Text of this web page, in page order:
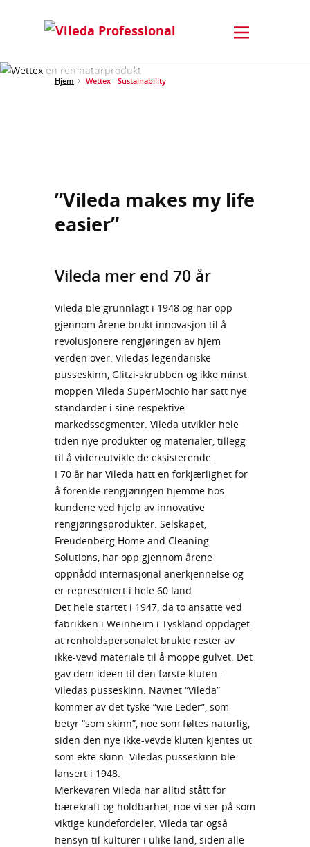
Hjem Wettex - Sustainability
”Vileda makes my life
easier”
Vileda mer end 70 år
Vileda ble grunnlagt i 1948 og har opp
gjennom årene brukt innovasjon til å
revolusjonere rengjøringen av hjem
verden over. Viledas legendariske
pusseskinn, Glitzi-skrubben og ikke minst
moppen Vileda SuperMochio har satt nye
standarder i sine respektive
markedssegmenter. Vileda utvikler hele
tiden nye produkter og materialer, tillegg
til å videreutvikle de eksisterende.
I 70 år har Vileda hatt en forkjærlighet for
å forenkle rengjøringen hjemme hos
kundene ved hjelp av innovative
rengjøringsprodukter. Selskapet,
Freudenberg Home and Cleaning
Solutions, har opp gjennom årene
oppnådd internasjonal anerkjennelse og
er representert i hele 60 land.
Det hele startet i 1947, da to ansatte ved
fabrikken i Weinheim i Tyskland oppdaget
at renholdspersonalet brukte rester av
ikke-vevd materiale til å moppe gulvet. Det
gav dem ideen til den første kluten –
Viledas pusseskinn. Navnet “Vileda”
kommer av det tyske “wie Leder”, som
betyr “som skinn”, noe som føltes naturlig,
siden den nye ikke-vevde kluten kjentes ut
som ekte skinn. Viledas pusseskinn ble
lansert i 1948.
Merkevaren Vileda har alltid stått for
bærekraft og holdbarhet, noe vi ser på som
viktige kundefordeler. Vileda tar også
hensyn til kulturer i ulike land, siden alle